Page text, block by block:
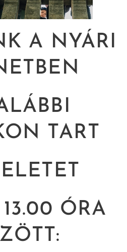
A NYÁRI
TART
ÓRA